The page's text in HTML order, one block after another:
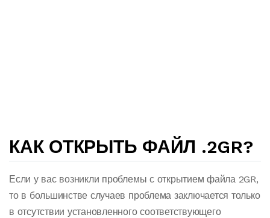
КАК ОТКРЫТЬ ФАЙЛ .2GR?
Если у вас возникли проблемы с открытием файла 2GR,
то в большинстве случаев проблема заключается только
в отсутствии установленного соответствующего